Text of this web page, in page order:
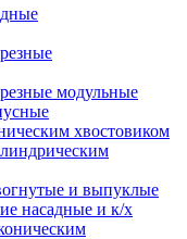
модульные
хвостовиком
и выпуклые
насадные и к/х